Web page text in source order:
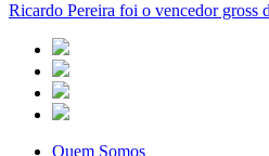
Ricardo Pereira foi o vencedor
Quem Somos